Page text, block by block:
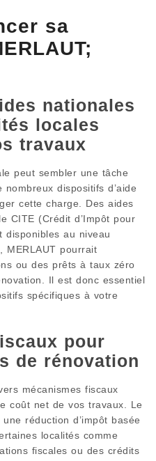
sa
nationales
locales
travaux
peut sembler une tâche
dispositifs d’aide
cette charge. Des aides
CITE (Crédit d’Impôt pour
disponibles au niveau
MERLAUT pourrait
ou des prêts à taux zéro
Il est donc essentiel
spécifiques à votre
pour
de rénovation
mécanismes fiscaux
coût net de vos travaux. Le
réduction d’impôt basée
localités comme
fiscales ou des crédits